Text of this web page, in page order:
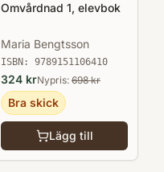
Omvårdnad 1, elevbok
Maria Bengtsson
ISBN: 9789151106410
324 krNypris: 698kr
Bra skick
Lägg till